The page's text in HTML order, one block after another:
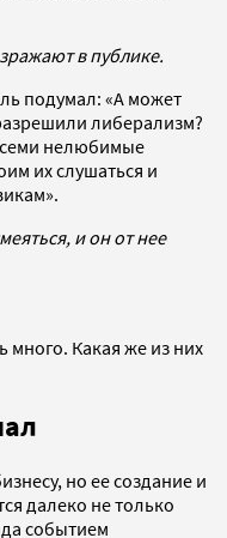
в публике.
подумал: «А может
либерализм?
нелюбимые
их слушаться и
и он от нее
много. Какая же из них
но ее создание и
далеко не только
событием